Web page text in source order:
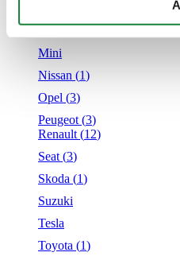
givet dem, eller som de har
tjenester.
Mini
Nissan (1)
Opel (3)
Peugeot (3)
Renault (12)
Seat (3)
Skoda (1)
Suzuki
Tesla
Toyota (1)